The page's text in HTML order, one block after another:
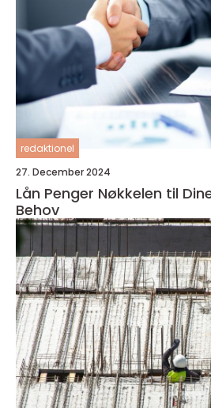
redaktionel
27. December 2024
Lån Penger Nøkkelen til Dine Økonomiske
Behov